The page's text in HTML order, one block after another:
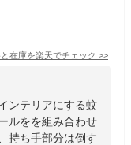
在庫を楽天でチェック >>
ンテリアにする蚊
ルをを組み合わせ
持ち手部分は倒す